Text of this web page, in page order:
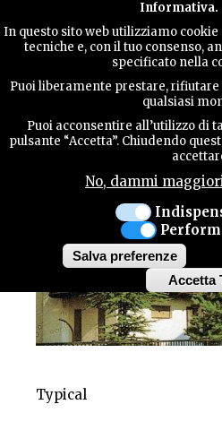
Informativa.
In questo sito web utilizziamo
tecniche e, con il tuo consenso,
specificato nella
Puoi liberamente prestare, rifiutare
qualsiasi
Puoi acconsentire all’utilizzo di
pulsante “Accetta”. Chiudendo
No, dammi
Salva preferenze
Accetta
TERRITORY
CONTACTS
Typical